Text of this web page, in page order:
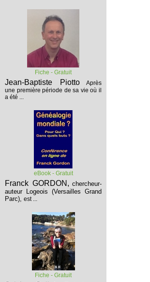
Fiche - Gratuit
Jean-Baptiste Piotto
Après
une première période de sa vie où il
a été ...
eBook - Gratuit
Franck GORDON, chercheur-
auteur Logeois (Versailles Grand
Parc), est ...
Fiche - Gratuit